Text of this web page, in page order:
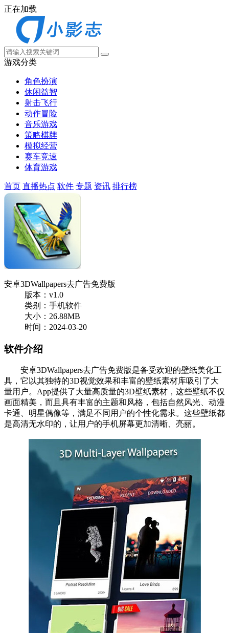
正在加载
游戏分类
角色扮演
休闲益智
射击飞行
动作冒险
音乐游戏
策略棋牌
模拟经营
赛车竞速
体育游戏
首页 直播热点 软件 专题 资讯 排行榜
安卓3DWallpapers去广告免费版
版本：v1.0
类别：手机软件
大小：26.88MB
时间：2024-03-20
软件介绍
安卓3DWallpapers去广告免费版是备受欢迎的壁纸美化工
具，它以其独特的3D视觉效果和丰富的壁纸素材库吸引了大
量用户。App提供了大量高质量的3D壁纸素材，这些壁纸不仅
画面精美，而且具有丰富的主题和风格，包括自然风光、动漫
卡通、明星偶像等，满足不同用户的个性化需求。这些壁纸都
是高清无水印的，让用户的手机屏幕更加清晰、亮丽。